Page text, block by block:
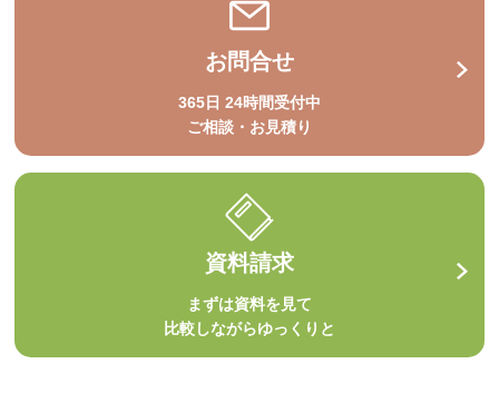
お問合せ
365日 24時間受付中
ご相談・お見積り
資料請求
まずは資料を見て
比較しながらゆっくりと